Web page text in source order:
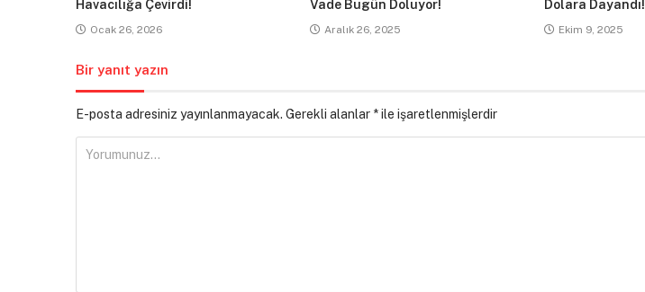
Havacılığa Çevirdi!
Ocak 26, 2026
Vade Bugün Doluyor!
Aralık 26, 2025
Dolara Dayandı!
Ekim 9, 2025
Bir yanıt yazın
E-posta adresiniz yayınlanmayacak. Gerekli alanlar *ile işaretlenmişlerdir